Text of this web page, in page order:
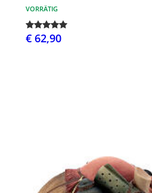
VORRÄTIG
€ 62,90